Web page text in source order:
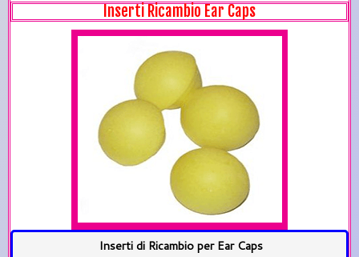
Inserti Ricambio Ear Caps
Inserti di Ricambio per Ear Caps